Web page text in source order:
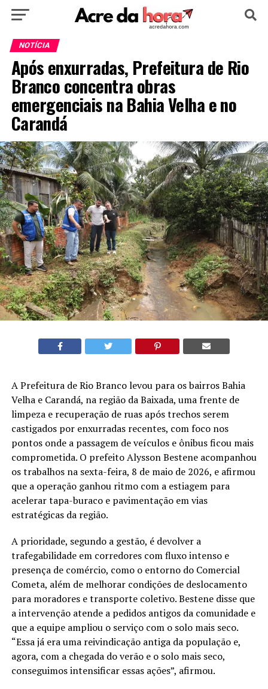
HOME
EDUCAÇÃO NOTÍCIA MUNDO
NOTÍCIA
Após enxurradas, Prefeitura de Rio
Branco concentra obras
emergenciais na Bahia Velha e no
Carandá
A Prefeitura de Rio Branco levou para os bairros Bahia
Velha e Carandá, na região da Baixada, uma frente de
limpeza e recuperação de ruas após trechos serem
castigados por enxurradas recentes, com foco nos
pontos onde a passagem de veículos e ônibus ficou mais
comprometida. O prefeito Alysson Bestene acompanhou
os trabalhos na sexta-feira, 8 de maio de 2026, e afirmou
que a operação ganhou ritmo com a estiagem para
acelerar tapa-buraco e pavimentação em vias
estratégicas da região.
A prioridade, segundo a gestão, é devolver a
trafegabilidade em corredores com fluxo intenso e
presença de comércio, como o entorno do Comercial
Cometa, além de melhorar condições de deslocamento
para moradores e transporte coletivo. Bestene disse que
a intervenção atende a pedidos antigos da comunidade e
que a equipe ampliou o serviço com o solo mais seco.
“Essa já era uma reivindicação antiga da população e,
agora, com a chegada do verão e o solo mais seco,
conseguimos intensificar essas ações”, afirmou.